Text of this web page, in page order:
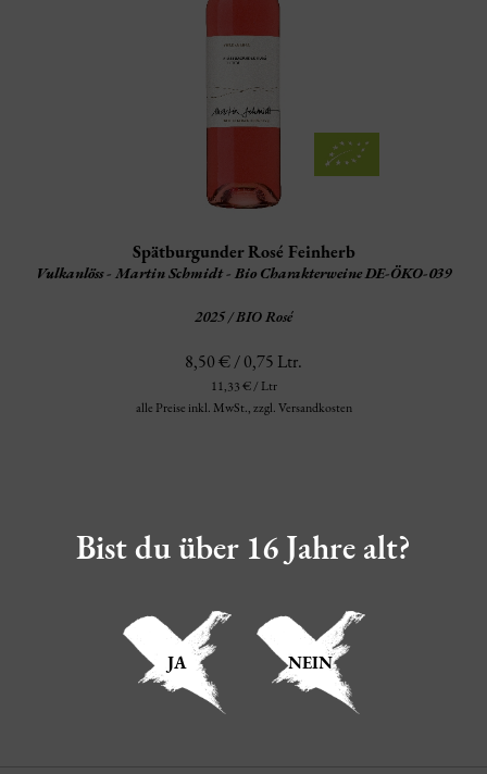
Spätburgunder Rosé Feinherb
Vulkanlöss - Martin Schmidt - Bio Charakterweine DE-ÖKO-039
2025 / BIO Rosé
8,50 € / 0,75 Ltr.
11,33 € / Ltr
alle Preise inkl. MwSt.,zzgl. Versandkosten
Bist du über 16 Jahre alt?
JA NEIN